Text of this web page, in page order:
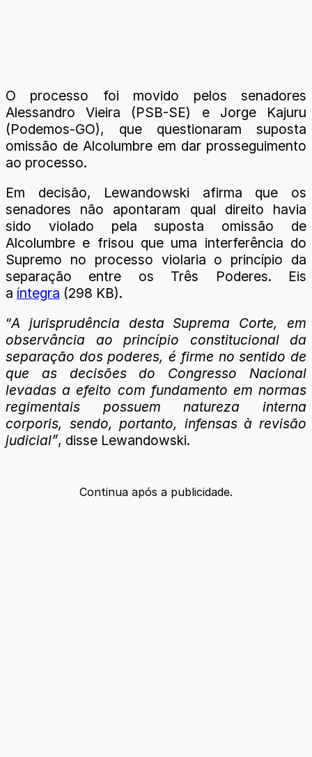
O processo foi movido pelos senadores
Alessandro Vieira (PSB-SE) e Jorge Kajuru
(Podemos-GO), que questionaram suposta
omissão de Alcolumbre em dar prosseguimento
ao processo.
Em decisão, Lewandowski afirma que os
senadores não apontaram qual direito havia
sido violado pela suposta omissão de
Alcolumbre e frisou que uma interferência do
Supremo no processo violaria o princípio da
separação entre os Três Poderes. Eis
a íntegra (298 KB).
“A jurisprudência desta Suprema Corte, em
observância ao princípio constitucional da
separação dos poderes, é firme no sentido de
que as decisões do Congresso Nacional
levadas a efeito com fundamento em normas
regimentais possuem natureza interna
corporis, sendo, portanto, infensas à revisão
judicial”, disse Lewandowski.
Continua após a publicidade.